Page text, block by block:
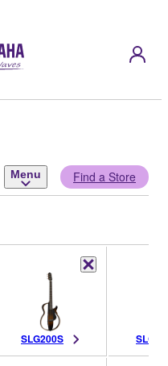
Menu Find a Store
SLG200S